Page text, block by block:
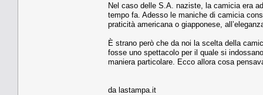
Nel caso delle S.A. naziste, la camicia era
tempo fa. Adesso le maniche di camicia
praticità americana o giapponese,
È strano però che da noi la scelta della
fosse uno spettacolo per il quale si
maniera particolare. Ecco allora cosa
da lastampa.it